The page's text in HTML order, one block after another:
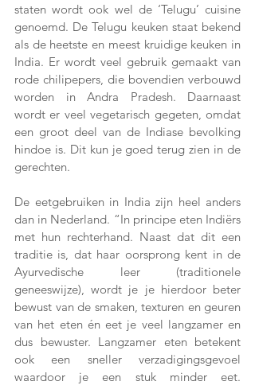
staten wordt ook wel de ‘Telugu’ cuisine
genoemd. De Telugu keuken staat bekend
als de heetste en meest kruidige keuken in
India. Er wordt veel gebruik gemaakt van
rode chilipepers, die bovendien verbouwd
worden in Andra Pradesh. Daarnaast
wordt er veel vegetarisch gegeten, omdat
een groot deel van de Indiase bevolking
hindoe is. Dit kun je goed terug zien in de
gerechten.
De eetgebruiken in India zijn heel anders
dan in Nederland. “In principe eten Indiërs
met hun rechterhand. Naast dat dit een
traditie is, dat haar oorsprong kent in de
Ayurvedische leer (traditionele
geneeswijze), wordt je je hierdoor beter
bewust van de smaken, texturen en geuren
van het eten én eet je veel langzamer en
dus bewuster. Langzamer eten betekent
ook een sneller verzadigingsgevoel
waardoor je een stuk minder eet.